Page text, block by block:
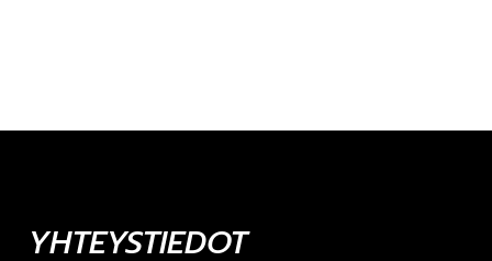
YHTEYSTIEDOT